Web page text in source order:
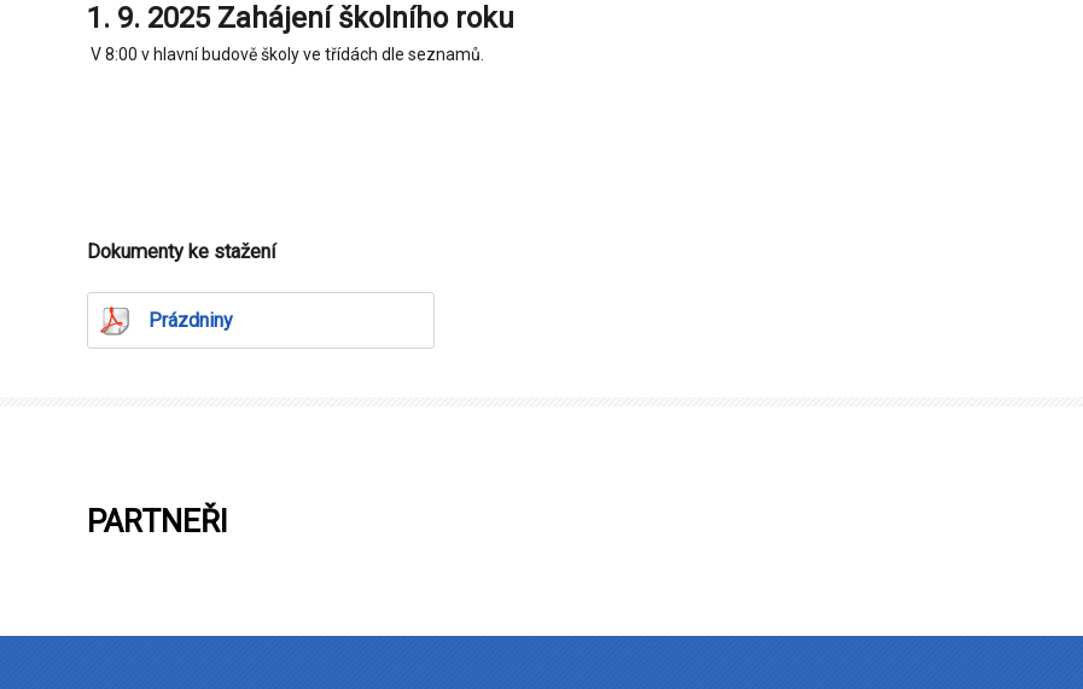
1. 9. 2025 Zahájení školního roku
V 8:00 v hlavní budově školy ve třídách dle seznamů.
Dokumenty ke stažení
Prázdniny
PARTNEŘI